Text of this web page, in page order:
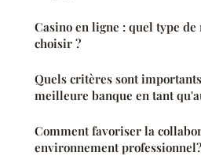
Casino en ligne : quel type de
choisir ?
Quels critères sont
meilleure banque en tant
Comment favoriser la
environnement professionnel?